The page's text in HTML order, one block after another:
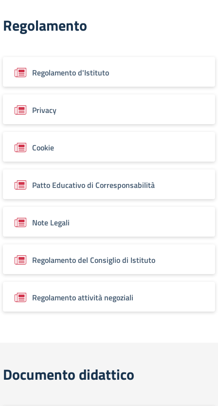
Regolamento
Regolamento d'Istituto
Privacy
Cookie
Patto Educativo di Corresponsabilità
Note Legali
Regolamento del Consiglio di Istituto
Regolamento attività negoziali
Documento didattico